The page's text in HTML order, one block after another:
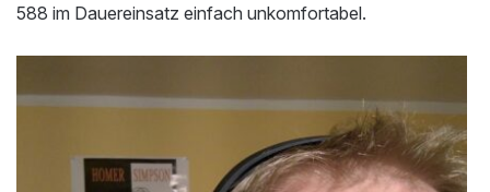
588 im Dauereinsatz einfach unkomfortabel.